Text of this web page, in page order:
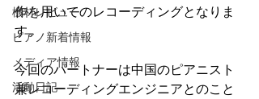
機材レビュー
ピアノ新着情報
メディア情報
活動日記
作を用いてのレコーディングとなりま
す。
今回のパートナーは中国のピアニスト
兼レコーディングエンジニアとのこと